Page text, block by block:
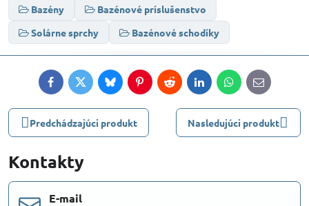
Bazény
Bazénové príslušenstvo
Solárne sprchy
Bazénové schodíky
FacebookTwitterBlueskyPinterestRedditLinkedInWhatsApp
E-
mail
Predchádzajúci produkt Nasledujúci produkt
Kontakty
E-mail